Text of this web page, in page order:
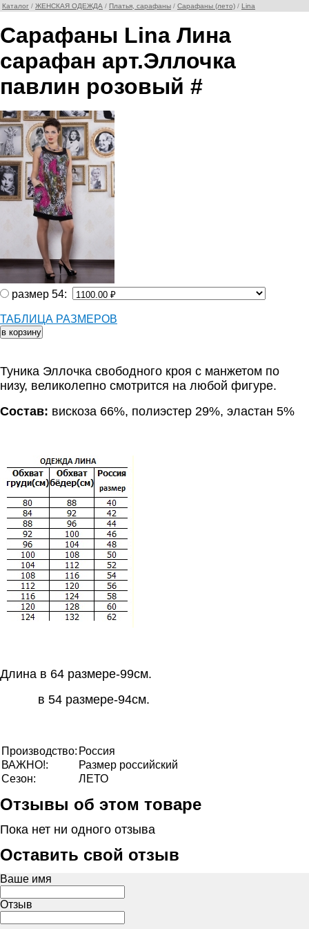
Каталог / ЖЕНСКАЯ ОДЕЖДА / Платья, сарафаны / Сарафаны (лето) / Lina
Сарафаны Lina Лина
сарафан арт.Эллочка
павлин розовый #
размер 54:
ТАБЛИЦА РАЗМЕРОВ
Туника Эллочка свободного кроя с манжетом по
низу, великолепно смотрится на любой фигуре.
Состав: вискоза 66%, полиэстер 29%, эластан 5%
Длина в 64 размере-99см.
в 54 размере-94см.
Производство: Россия
ВАЖНО!:
Размер российский
Сезон:
ЛЕТО
Отзывы об этом товаре
Пока нет ни одного отзыва
Оставить свой отзыв
Ваше имя
Отзыв